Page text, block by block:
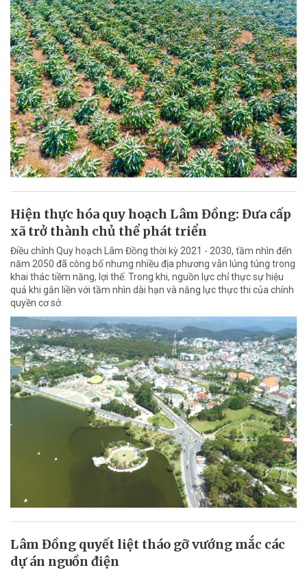
Hiện thực hóa quy hoạch Lâm Đồng: Đưa cấp
xã trở thành chủ thể phát triển
Điều chỉnh Quy hoạch Lâm Đồng thời kỳ 2021 - 2030, tầm nhìn đến
năm 2050 đã công bố nhưng nhiều địa phương vẫn lúng túng trong
khai thác tiềm năng, lợi thế. Trong khi, nguồn lực chỉ thực sự hiệu
quả khi gắn liền với tầm nhìn dài hạn và năng lực thực thi của chính
quyền cơ sở.
Lâm Đồng quyết liệt tháo gỡ vướng mắc các
dự án nguồn điện